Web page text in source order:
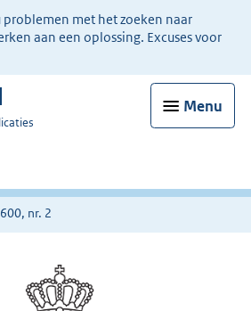
met het zoeken naar
aan een oplossing. Excuses voor
Menu
nr. 2